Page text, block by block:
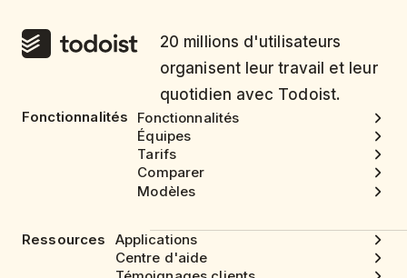
20 millions d'utilisateurs
organisent leur travail et leur
quotidien avec Todoist.
Fonctionnalités
Fonctionnalités
Équipes
Tarifs
Comparer
Modèles
Ressources
Applications
Centre d'aide